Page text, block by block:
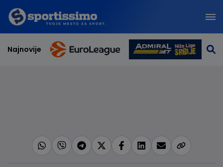
Najnovije